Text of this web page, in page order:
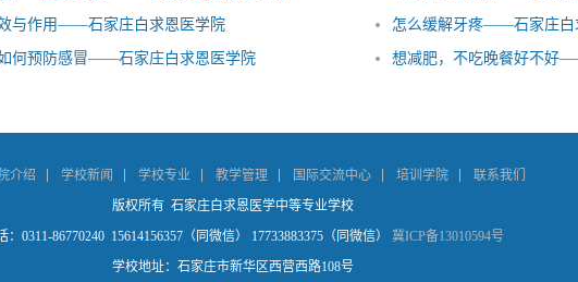
与作用——石家庄白求恩医学院 怎么缓解牙疼——石家庄白
何预防感冒——石家庄白求恩医学院 想减肥，不吃晚餐好不好
介绍 学校新闻 学校专业 教学管理 国际交流中心 培训学院
联系我们
版权所有 石家庄白求恩医学中等专业学校
：0311-86770240 15614156357（同微信） 17733883375（同微信） 冀ICP备13010594号
学校地址：石家庄市新华区西营西路108号